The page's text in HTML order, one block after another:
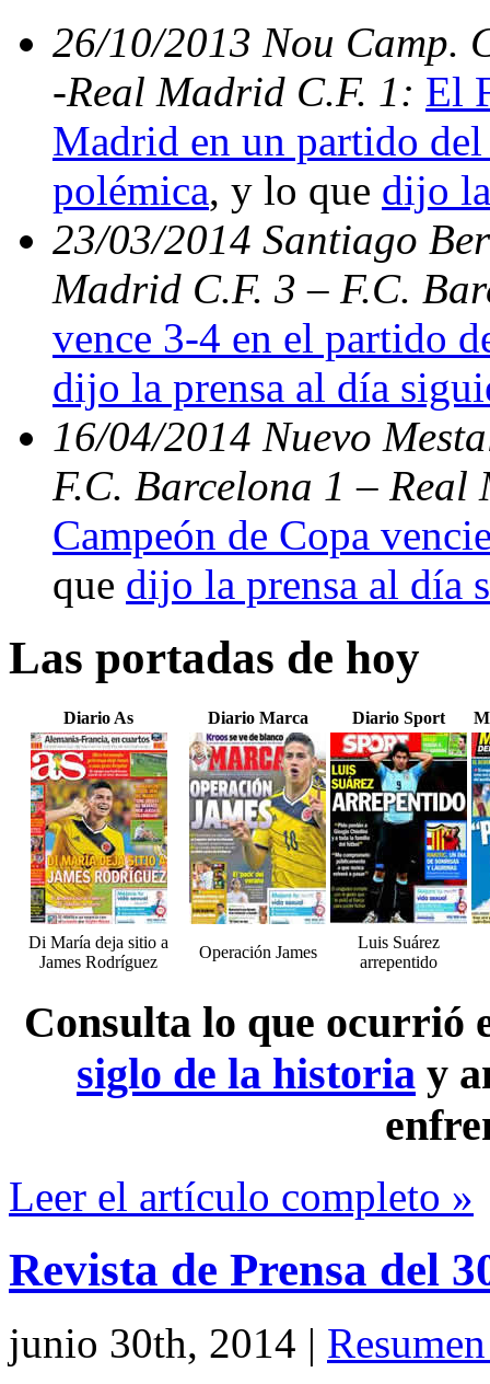
26/10/2013 Nou Camp.
-Real Madrid C.F. 1: El
Madrid en un partido
polémica, y lo que dijo
23/03/2014 Santiago
Madrid C.F. 3 – F.C.
vence 3-4 en el partido
dijo la prensa al día
16/04/2014 Nuevo
F.C. Barcelona 1 –
Campeón de Copa
que dijo la prensa al día
Las portadas de hoy
Diario As Diario Marca Diario Sport
Di María deja sitio a
James Rodríguez
Operación James
Luis Suárez
arrepentido
Consulta lo que ocurrió
siglo de la historia y
Leer el artículo completo »
Revista de Prensa del
junio 30th, 2014 |